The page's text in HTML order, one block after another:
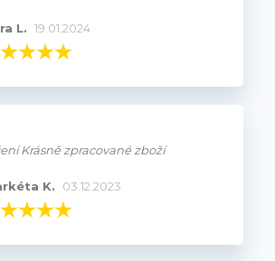
L. 19.01.2024
Krásně zpracované zboží
K. 03.12.2023